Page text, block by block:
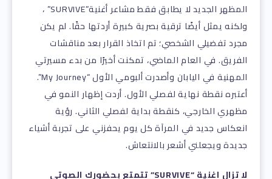
المظهر الجديد لا يطابق فقط مشاعر أغنية”SURVIVE” ،
ولكنه يمثل أيضًا ترقية بصرية كبيرة أردتها حقًا. لم يكن
مجرد تفضيلي الشخصي؛ تم اتخاذ القرار بعد مناقشات
الفريق. في العام الماضي، تمكنت أخيرًا من بدء مسيرتي
المهنية في اليابان وأصدرت ألبومي الأول “My Journey”.
أعتبره نقطة نهاية لفصلي الأول. أردت إظهار النمو في
مظهري الخارجي، كنقطة بداية لفصلي الثاني. رؤية
انعكاس جديد في المرآة كل يوم يحفزني على تجربة أشياء
جديدة ويجعلني أشعر بالانتعاش.
لا تزال اغنية “SURVIVE” تتمتع بحضورك الصوتي